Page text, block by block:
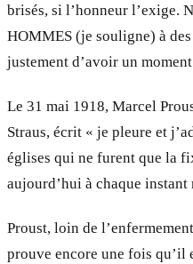
brisés, si l’honneur l’exige.
HOMMES (je souligne) à
justement d’avoir un
Le 31 mai 1918, Marcel
Straus, écrit « je pleure et
églises qui ne furent que la
aujourd’hui à chaque instant
Proust, loin de
prouve encore une fois qu’il